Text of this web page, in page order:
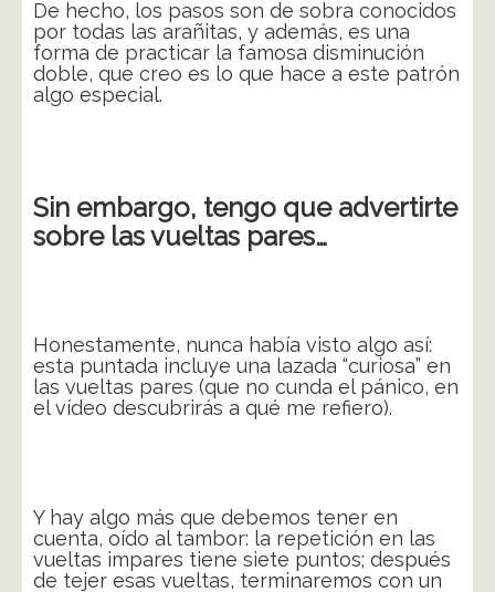
De hecho, los pasos son de sobra conocidos
por todas las arañitas, y además, es una
forma de practicar la famosa disminución
doble, que creo es lo que hace a este patrón
algo especial.
Sin embargo, tengo que advertirte
sobre las vueltas pares…
Honestamente, nunca había visto algo así:
esta puntada incluye una lazada “curiosa” en
las vueltas pares (que no cunda el pánico, en
el vídeo descubrirás a qué me refiero).
Y hay algo más que debemos tener en
cuenta, oído al tambor: la repetición en las
vueltas impares tiene siete puntos; después
de tejer esas vueltas, terminaremos con un